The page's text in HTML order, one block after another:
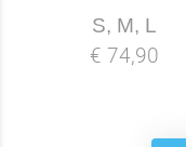
S, M, L
€ 74,90